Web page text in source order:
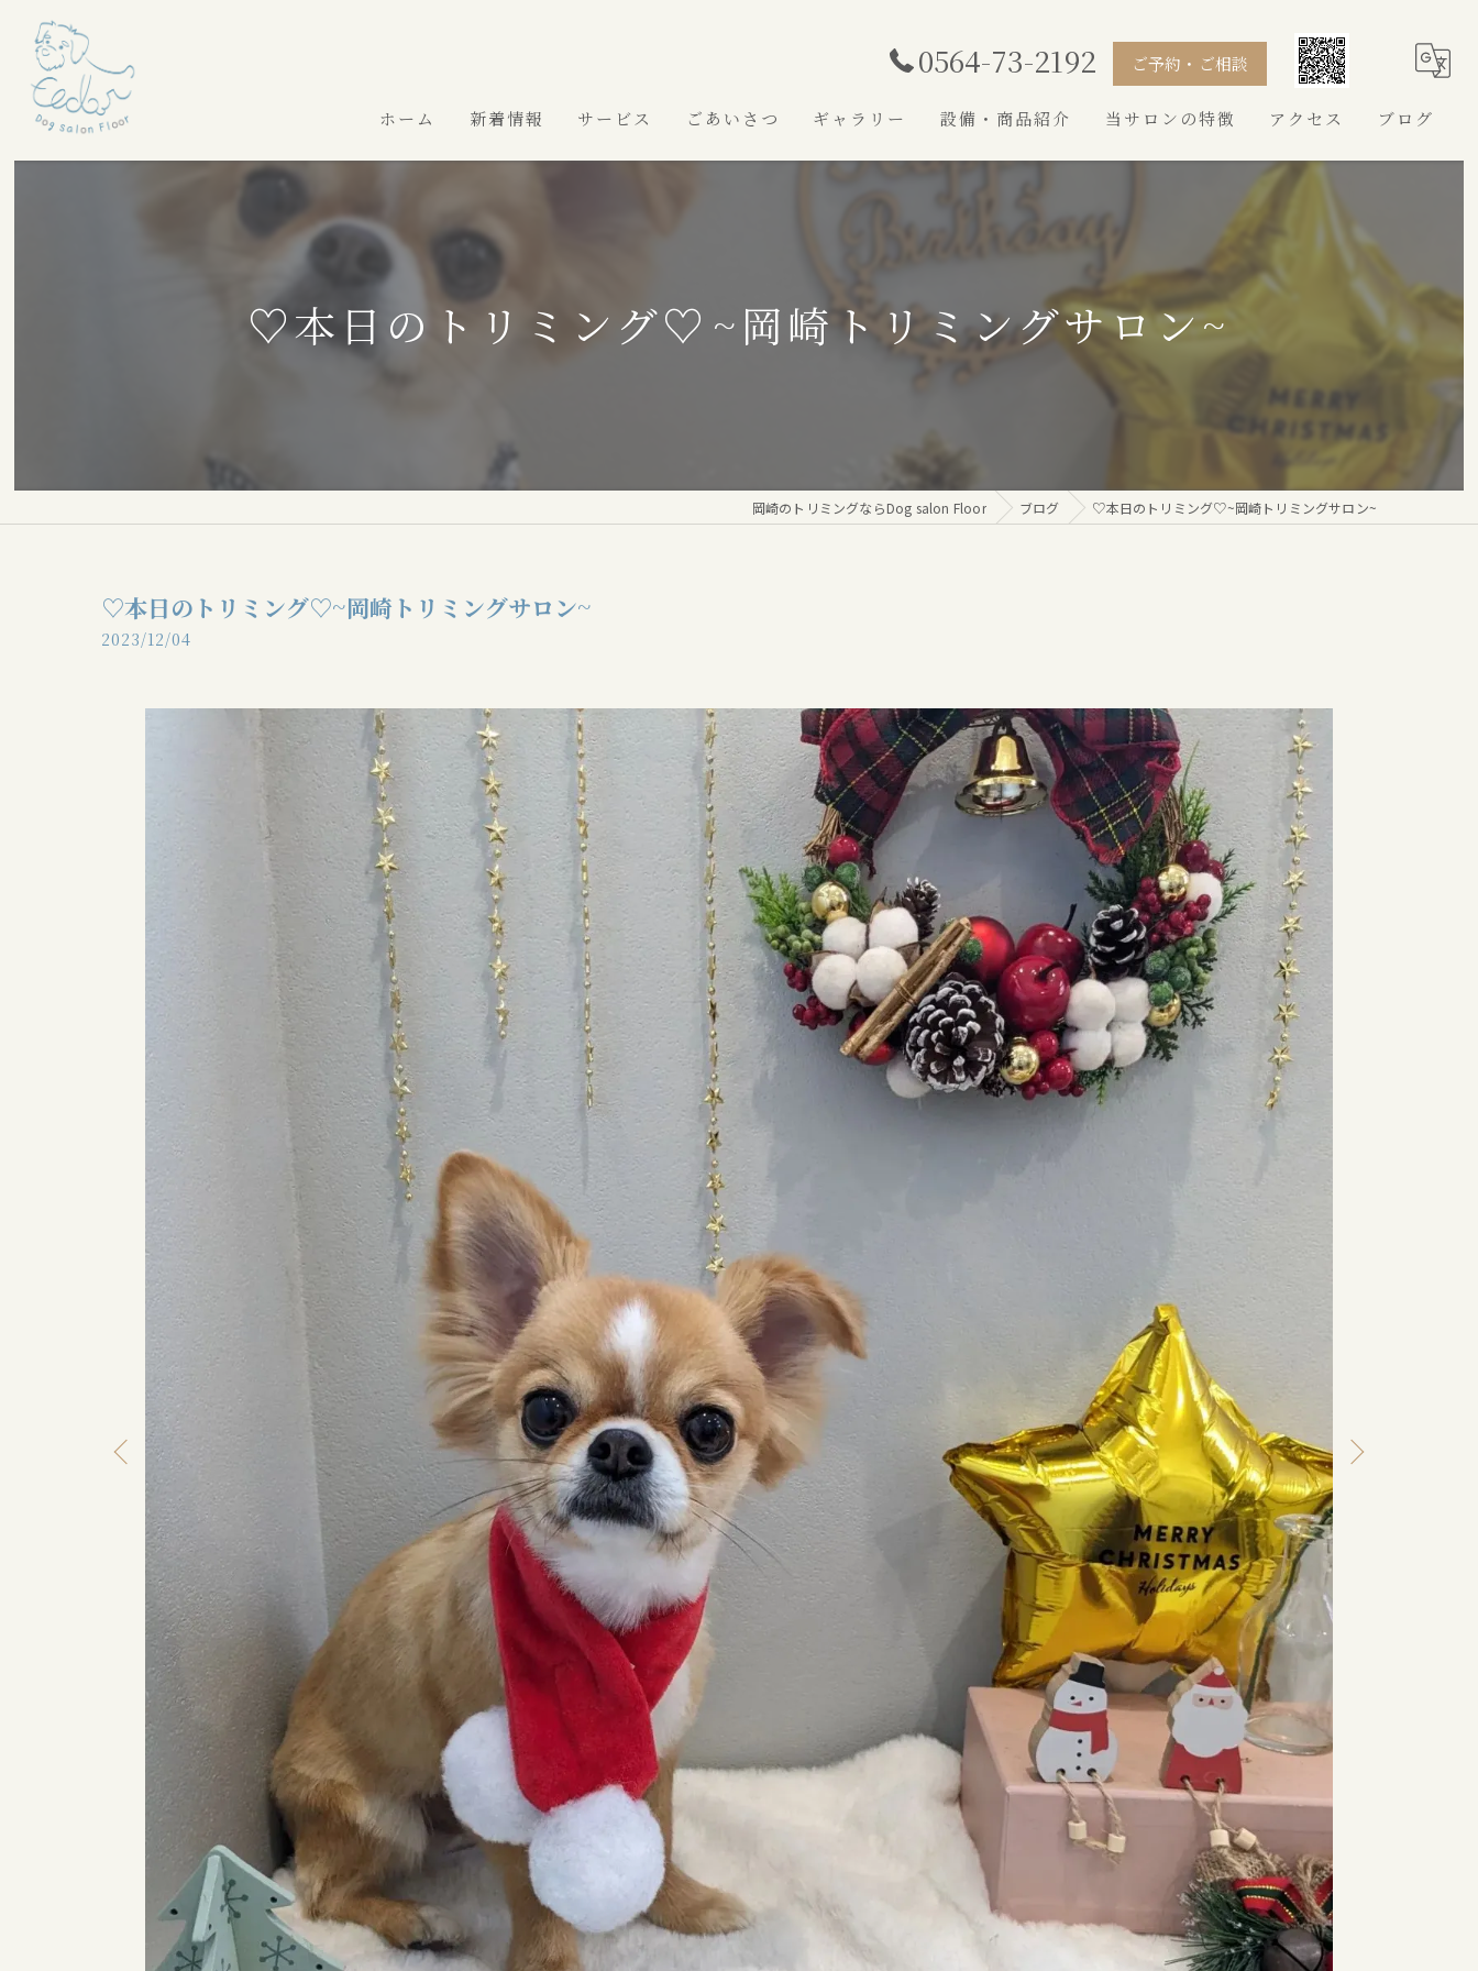
0564-73-2192 ご予約・ご相談
ホーム 新着情報 サービス ごあいさつ ギャラリー 設備・商品紹介 当サロンの特徴
シュナウザー
アクセス ブログ
♡本日のトリミング♡⁠~岡崎トリミングサロン~
岡崎のトリミングならDog salon Floor ブログ ♡本日のトリミング♡⁠~岡崎トリミングサロン~
♡本日のトリミング♡⁠~岡崎トリミングサロン~
2023/12/04